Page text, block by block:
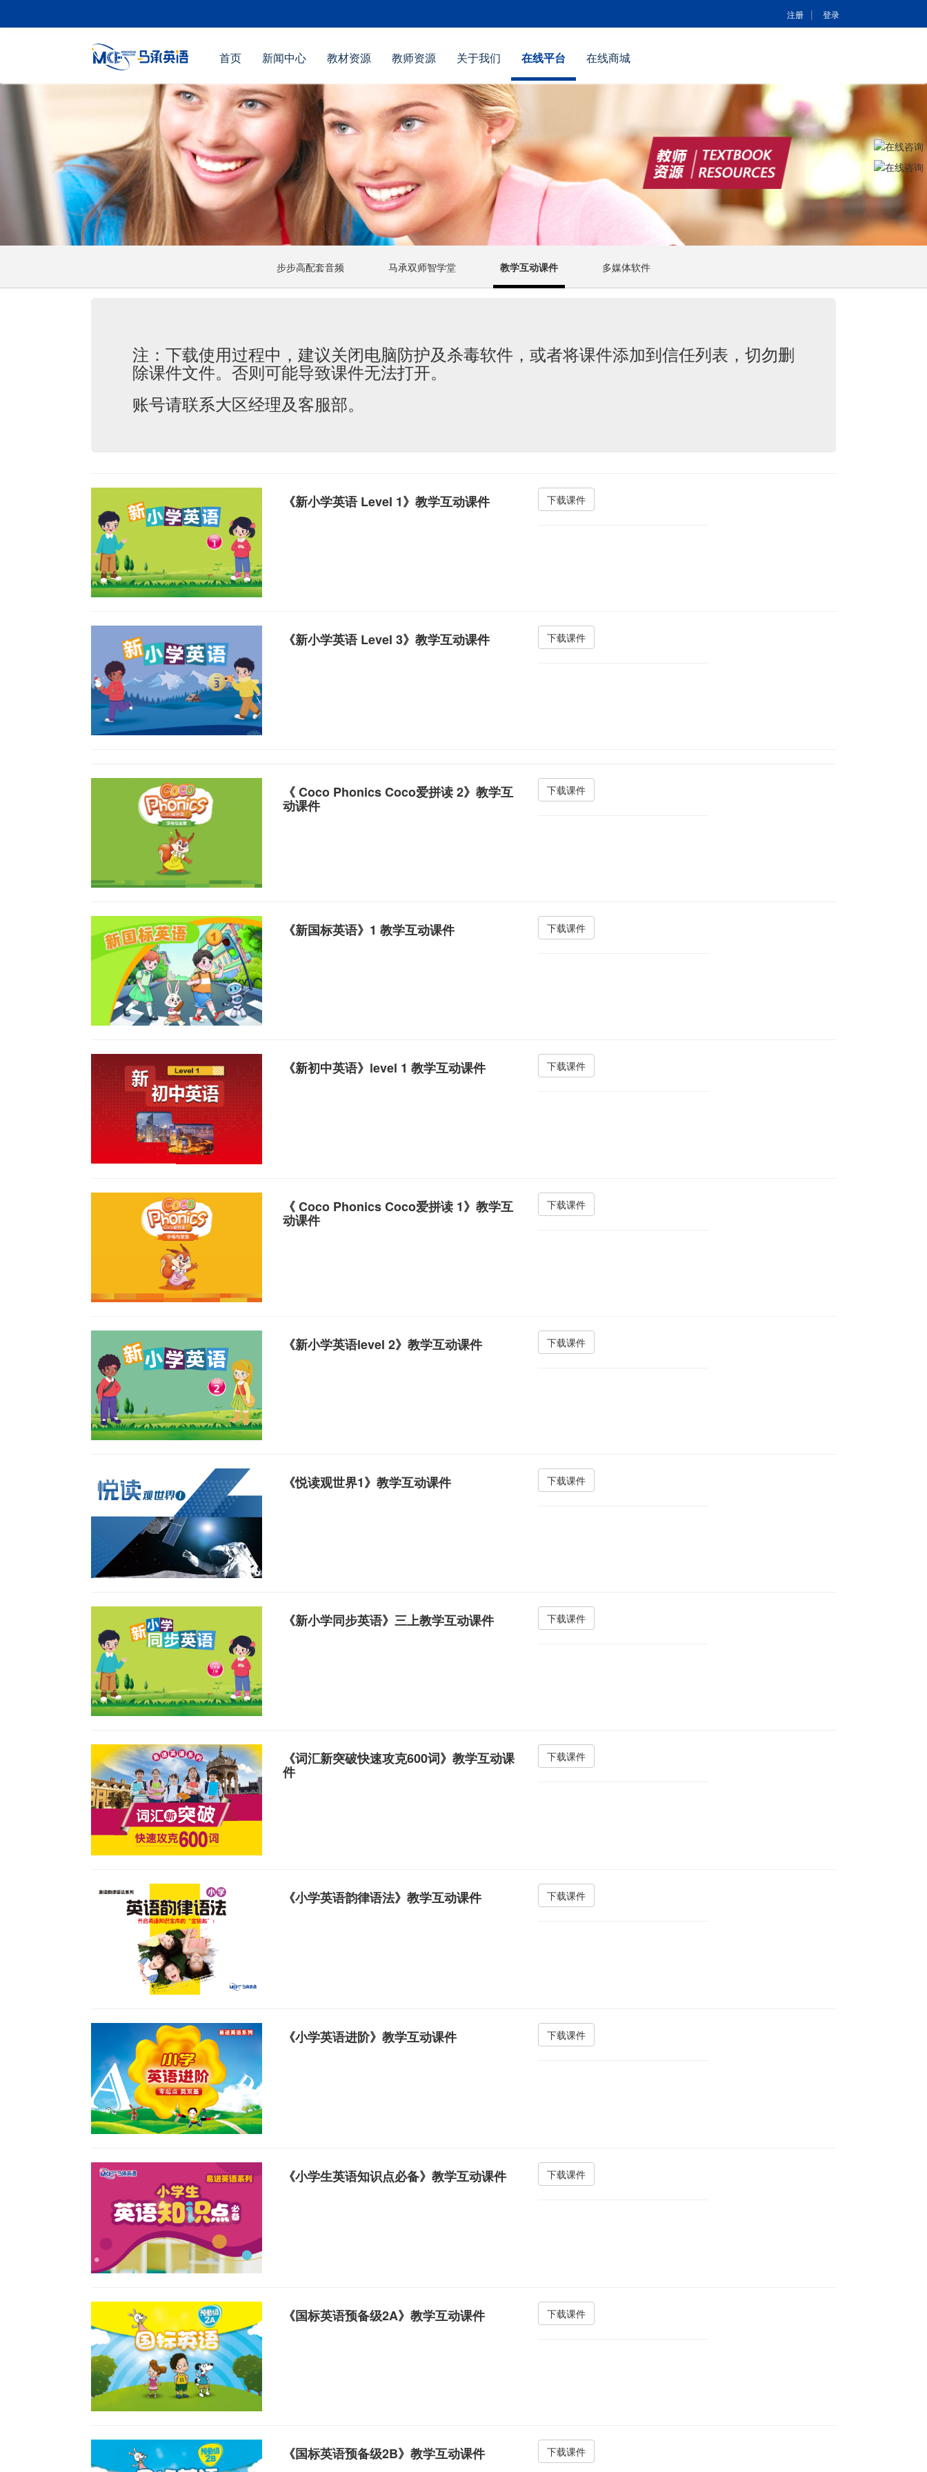
注册 | 登录
首页 新闻中心 教材资源 教师资源 关于我们 在线平台 在线商城
步步高配套音频 马承双师智学堂 教学互动课件 多媒体软件
注：下载使用过程中，建议关闭电脑防护及杀毒软件，或者将课件添加到信任列表，切勿删
除课件文件。否则可能导致课件无法打开。
账号请联系大区经理及客服部。
《新小学英语 Level 1》教学互动课件 下载课件
《新小学英语 Level 3》教学互动课件 下载课件
《 Coco Phonics Coco爱拼读 2》教学互
动课件
下载课件
《新国标英语》1 教学互动课件 下载课件
《新初中英语》level 1 教学互动课件 下载课件
《 Coco Phonics Coco爱拼读 1》教学互
动课件
下载课件
《新小学英语level 2》教学互动课件 下载课件
《悦读观世界1》教学互动课件 下载课件
《新小学同步英语》三上教学互动课件 下载课件
《词汇新突破快速攻克600词》教学互动课
件
下载课件
《小学英语韵律语法》教学互动课件 下载课件
《小学英语进阶》教学互动课件 下载课件
《小学生英语知识点必备》教学互动课件 下载课件
《国标英语预备级2A》教学互动课件 下载课件
《国标英语预备级2B》教学互动课件 下载课件